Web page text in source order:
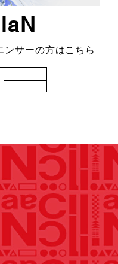
サーの方はこちら